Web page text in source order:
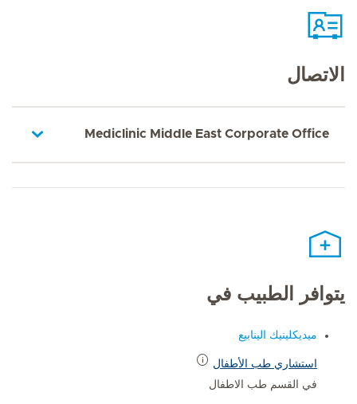
الاتصال
Mediclinic Middle East Corporate Office
يتوافر الطبيب في
ميديكلينيك الينابيع
استشاري طب الأطفال
في القسم طب الاطفال